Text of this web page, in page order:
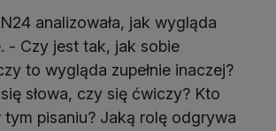
analizowała, jak wygląda
- Czy jest tak, jak sobie
to wygląda zupełnie inaczej?
słowa, czy się ćwiczy? Kto
tym pisaniu? Jaką rolę odgrywa